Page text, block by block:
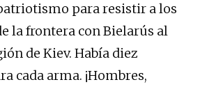
para resistir a los
la frontera con Bielarús al
de Kiev. Había diez
cada arma. ¡Hombres,